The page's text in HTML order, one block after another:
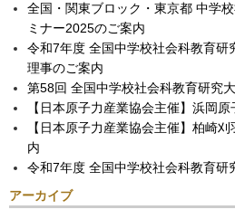
全国・関東ブロック・東京都 中学
ミナー2025のご案内
令和7年度 全国中学校社会科教育
理事のご案内
第58回 全国中学校社会科教育研究
【日本原子力産業協会主催】浜岡
【日本原子力産業協会主催】柏崎
内
令和7年度 全国中学校社会科教育研
アーカイブ